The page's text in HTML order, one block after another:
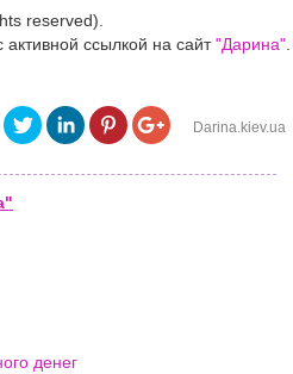
reserved).
активной ссылкой на сайт"Дарина"
Darina.kiev.ua
денег